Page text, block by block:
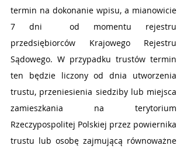
termin na dokonanie wpisu, a mianowicie
7 dni  od momentu rejestru
przedsiębiorców Krajowego Rejestru
Sądowego. W przypadku trustów termin
ten będzie liczony od dnia utworzenia
trustu, przeniesienia siedziby lub miejsca
zamieszkania na terytorium
Rzeczypospolitej Polskiej przez powiernika
trustu lub osobę zajmującą równoważne